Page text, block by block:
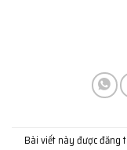
Bài viết này được đăng